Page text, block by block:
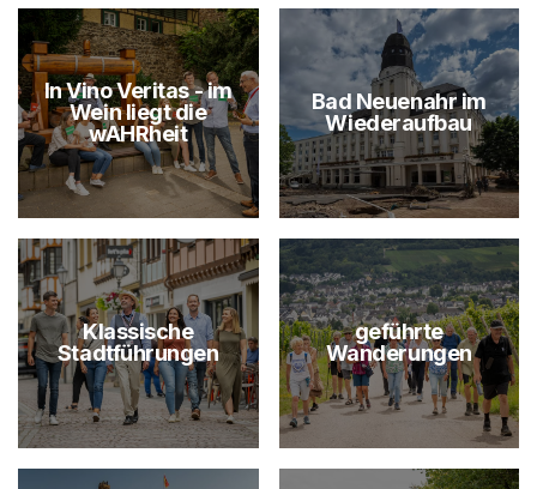
In Vino Veritas - im
Wein liegt die
wAHRheit
Bad Neuenahr im
Wiederaufbau
Klassische
Stadtführungen
geführte
Wanderungen